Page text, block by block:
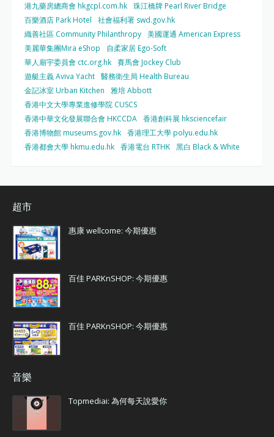
港九藥房總商會 hkgcpl.com.hk 珠江橋牌 Pearl River Bridge
百樂酒店 Park Hotel
社會福利署 swd.gov.hk
織善社區 Community Philanthropy 美國運通 American Express
美麗華集團Mira eShop
自柔家居 Ego-Soft
華人廟宇委員會 ctc.org.hk 賽馬會 Jockey Club
遊艇主義 Aviva Yacht 醫務衛生局 Health Bureau
金記冰室 Urban Kitchen
雅培 Abbott
香港中文大學專業進修學院 CUSCS
香港中華文化發展聯合會 HKCCDA 香港創科展 hksciencefair
香港博物館 museums.gov.hk 香港理工大學 polyu.edu.hk
香港都會大學 hkmu.edu.hk 香港電台 RTHK 黑白 Black & White
超市
惠康 wellcome: 今期優惠
百佳 PARKnSHOP: 今期優惠
百佳 PARKnSHOP: 今期優惠
音樂
Topmediai: 為何每天說愛你